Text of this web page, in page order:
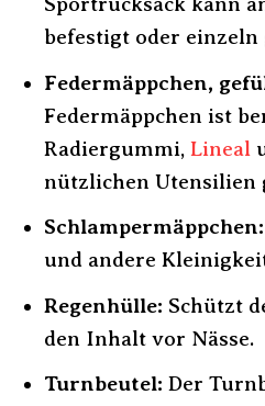
befestigt oder einzeln
Federmäppchen,
Federmäppchen ist
Radiergummi, Lineal
nützlichen Utensilien
Schlampermäppchen:
und andere
Regenhülle: Schützt
den Inhalt vor Nässe.
Turnbeutel: Der